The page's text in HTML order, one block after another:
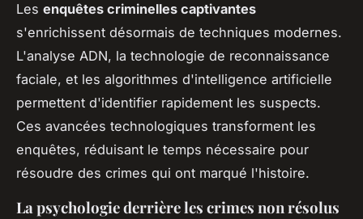
Les enquêtes criminelles captivantes
s'enrichissent désormais de techniques modernes.
L'analyse ADN, la technologie de reconnaissance
faciale, et les algorithmes d'intelligence artificielle
permettent d'identifier rapidement les suspects.
Ces avancées technologiques transforment les
enquêtes, réduisant le temps nécessaire pour
résoudre des crimes qui ont marqué l'histoire.
La psychologie derrière les crimes non résolus